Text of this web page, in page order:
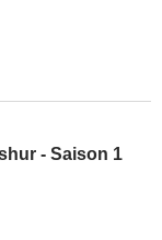
- Saison 1